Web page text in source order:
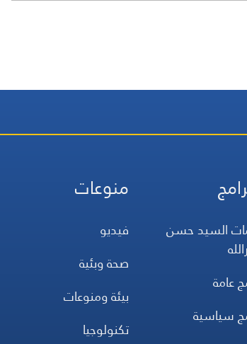
السيد حسن
عامة
سياسية
منوعات
فيديو
صحة وبئية
بيئة ومنوعات
تكنولوجيا